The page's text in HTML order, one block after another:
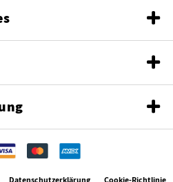
Datenschutzerklärung Cookie-Richtlinie